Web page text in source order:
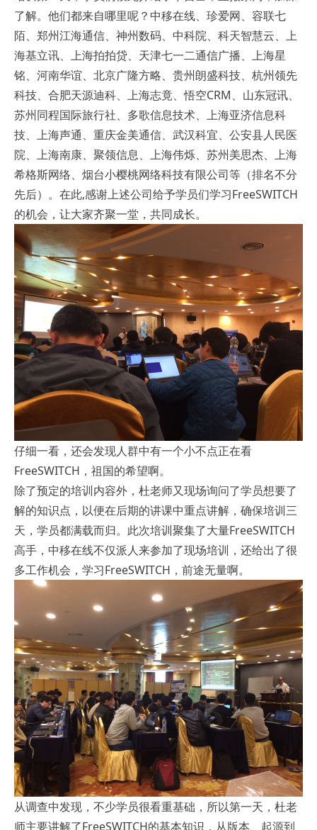
了解。他们都来自哪里呢？中移在线、珍爱网、容联七
陌、郑州江海通信、神州数码、中科院、科天智慧云、上
海基立讯、上海拍拍贷、天津七一二通信广播、上海星
铭、河南华谊、北京广隆方略、贵州朗盛科技、杭州领先
科技、合肥天源迪科、上海志竟、悟空CRM、山东冠讯、
苏州同程国际旅行社、多歌信息技术、上海亚济信息科
技、上海声通、重庆金美通信、武汉科宜、公安县人民医
院、上海南康、聚领信息、上海伟烁、苏州美思杰、上海
希格斯网络、烟台小樱桃网络科技有限公司等（排名不分
先后）。在此,感谢上述公司给予学员们学习FreeSWITCH
的机会，让大家齐聚一堂，共同成长。
仔细一看，还会发现人群中有一个小不点正在看
FreeSWITCH，祖国的希望啊。
除了预定的培训内容外，杜老师又现场询问了学员想要了
解的知识点，以便在后期的讲课中重点讲解，确保培训三
天，学员都满载而归。此次培训聚集了大量FreeSWITCH
高手，中移在线不仅派人来参加了现场培训，还给出了很
多工作机会，学习FreeSWITCH，前途无量啊。
从调查中发现，不少学员很看重基础，所以第一天，杜老
师主要讲解了FreeSWITCH的基本知识，从版本、起源到